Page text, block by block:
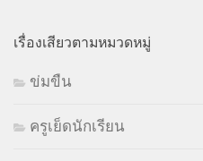
เรื่องเสียวตามหมวดหมู่
ข่มขืน
ครูเย็ดนักเรียน